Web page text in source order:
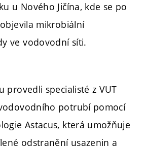
u Nového Jičína, kde se po
mikrobiální
ve vodovodní síti.
provedli specialisté z VUT
potrubí pomocí
Astacus, která umožňuje
odstranění usazenin a